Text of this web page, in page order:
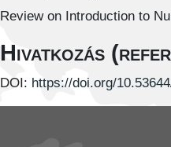
Review on Introduction to
Hivatkozás
DOI: https://doi.org/